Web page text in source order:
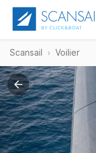
Scansail Voilier